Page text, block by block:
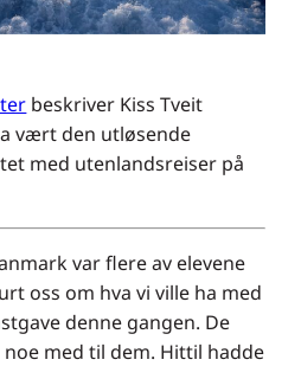
beskriver Kiss Tveit
vært den utløsende
med utenlandsreiser på
var flere av elevene
oss om hva vi ville ha med
denne gangen. De
noe med til dem. Hittil hadde